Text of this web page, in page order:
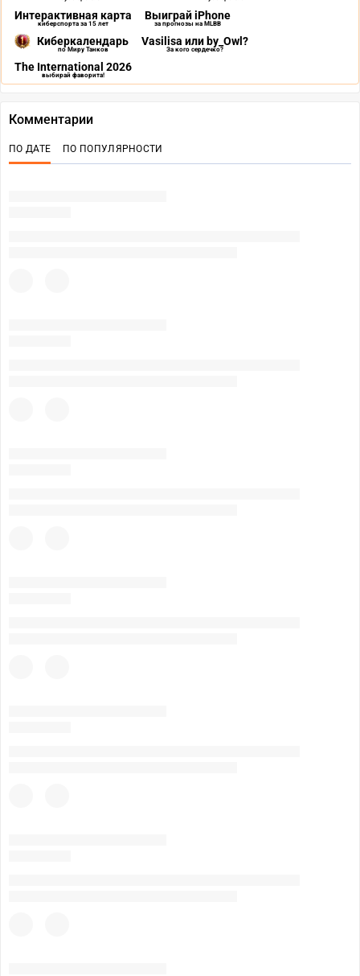
Интерактивная карта
киберспорта за 15 лет
Выиграй iPhone
за прогнозы на MLBB
Киберкалендарь
по Миру Танков
Vasilisa или by_Owl?
За кого сердечко?
The International 2026
выбирай фаворита!
Комментарии
ПО ДАТЕ ПО ПОПУЛЯРНОСТИ